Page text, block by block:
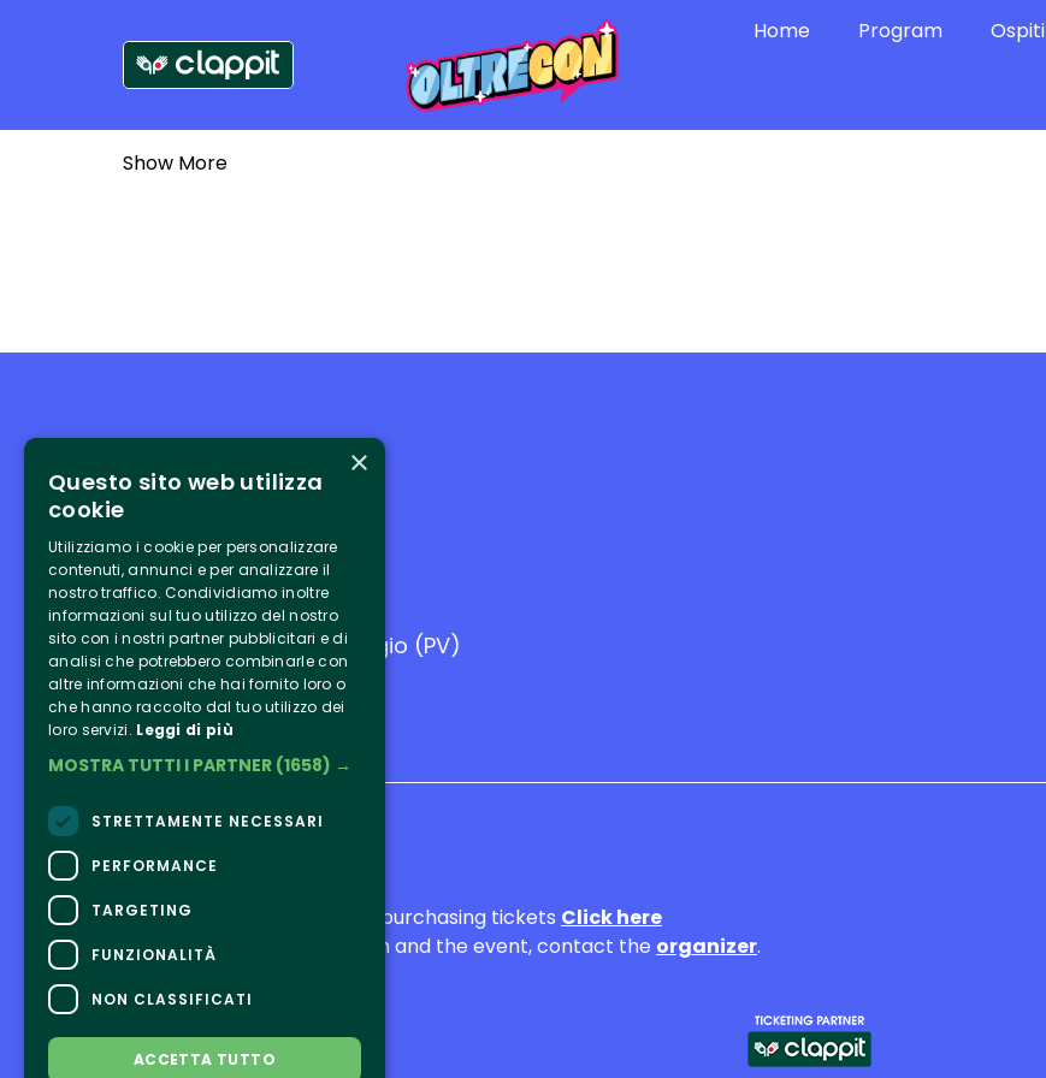
Home Program Ospiti
Show More
Area Fieristica Oltrexpo
26-27 settembre - Casteggio (PV)
For information and support in purchasing tickets Click here
For information on the program and the event, contact the organizer.
×
Questo sito web utilizza
cookie
Utilizziamo i cookie per personalizzare
contenuti, annunci e per analizzare il
nostro traffico. Condividiamo inoltre
informazioni sul tuo utilizzo del nostro
sito con i nostri partner pubblicitari e di
analisi che potrebbero combinarle con
altre informazioni che hai fornito loro o
che hanno raccolto dal tuo utilizzo dei
loro servizi. Leggi di più
MOSTRA TUTTI I PARTNER (1658) →
STRETTAMENTE NECESSARI
PERFORMANCE
TARGETING
FUNZIONALITÀ
NON CLASSIFICATI
ACCETTA TUTTO